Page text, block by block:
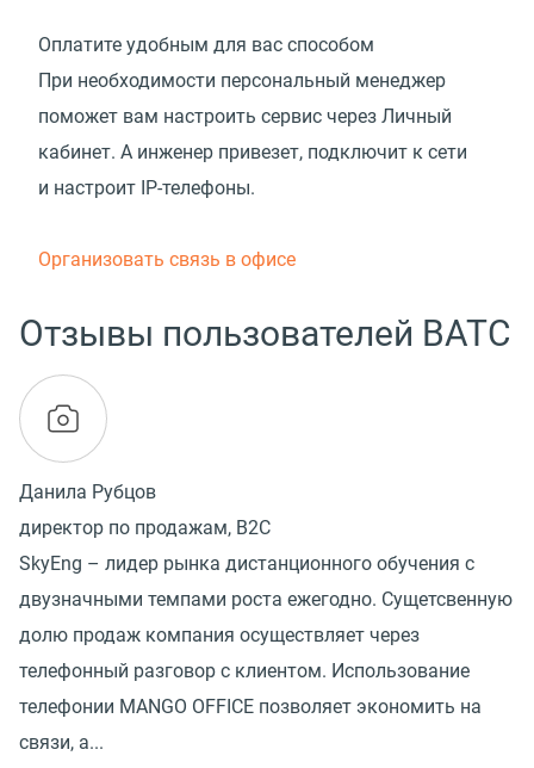
Оплатите удобным для вас способом
При необходимости персональный менеджер
поможет вам настроить сервис через Личный
кабинет. А инженер привезет, подключит к сети
и настроит IP-телефоны.
Организовать связь в офисе
Отзывы пользователей ВАТС
Данила Рубцов
директор по продажам, B2C
SkyEng – лидер рынка дистанционного обучения с
двузначными темпами роста ежегодно. Сущетсвенную
долю продаж компания осуществляет через
телефонный разговор с клиентом. Использование
телефонии MANGO OFFICE позволяет экономить на
связи, а...